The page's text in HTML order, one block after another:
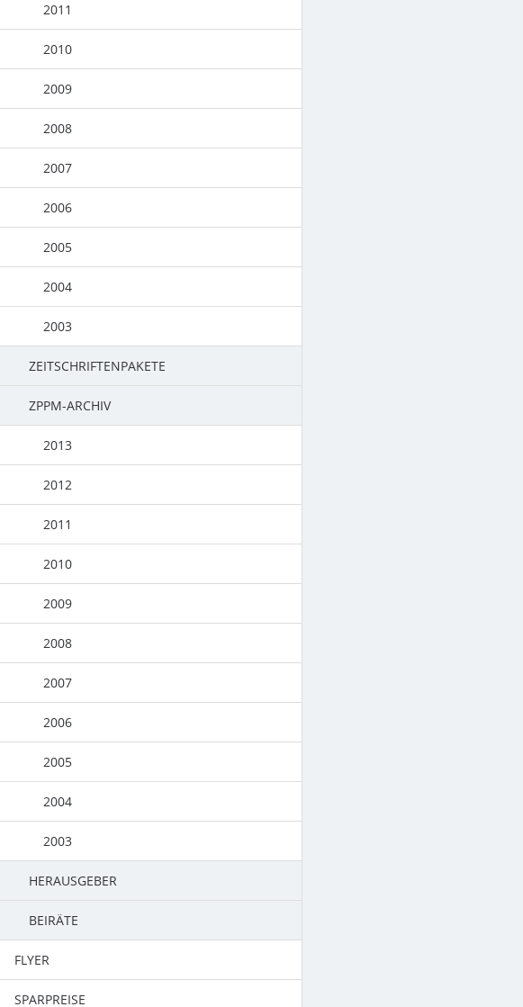
2011
2010
2009
2008
2007
2006
2005
2004
2003
ZEITSCHRIFTENPAKETE
ZPPM-ARCHIV
2013
2012
2011
2010
2009
2008
2007
2006
2005
2004
2003
HERAUSGEBER
BEIRÄTE
FLYER
SPARPREISE